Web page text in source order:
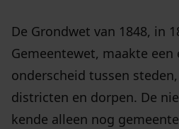
De Grondwet van 1848, in
Gemeentewet, maakte een
onderscheid tussen
districten en dorpen. De
kende alleen nog